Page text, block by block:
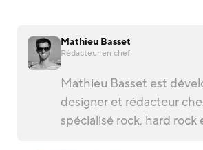
Mathieu Basset
Rédacteur en chef
Mathieu Basset est
designer et rédacteur
spécialisé rock, hard rock